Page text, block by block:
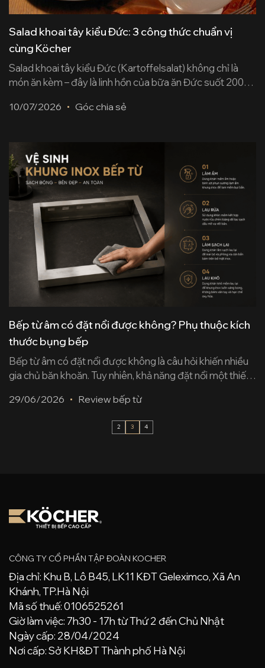
Salad khoai tây kiểu Đức: 3 công thức chuẩn vị
cùng Köcher
Salad khoai tây kiểu Đức (Kartoffelsalat) không chỉ là
món ăn kèm – đây là linh hồn của bữa ăn Đức suốt 200
điển nhất từ hai vùng khác nhau của nước Đức, giải thích
10/07/2026 Góc chia sẻ
Bếp từ âm có đặt nổi được không? Phụ thuộc kích
thước bụng bếp
Bếp từ âm có đặt nổi được không là câu hỏi khiến nhiều
gia chủ băn khoăn. Tuy nhiên, khả năng đặt nổi một thiết
hay công suất, mà phụ thuộc hoàn toàn vào kích thước
bụng bếp của bạn. Chỉ cần nắm [...]
29/06/2026 Review bếp từ
2 3 4
CÔNG TY CỔ PHẦN TẬP ĐOÀN KOCHER
Địa chỉ: Khu B, Lô B45, LK11 KĐT Geleximco, Xã An
Khánh, TP.Hà Nội
Mã số thuế: 0106525261
Giờ làm việc: 7h30 - 17h từ Thứ 2 đến Chủ Nhật
Ngày cấp: 28/04/2024
Nơi cấp: Sở KH&ĐT Thành phố Hà Nội